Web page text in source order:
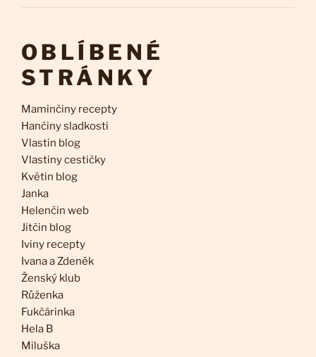
OBLÍBENÉ
STRÁNKY
Maminčiny recepty
Hančiny sladkosti
Vlastin blog
Vlastiny cestičky
Květin blog
Janka
Helenčin web
Jitčin blog
Iviny recepty
Ivana a Zdeněk
Ženský klub
Růženka
Fukčárinka
Hela B
Miluška